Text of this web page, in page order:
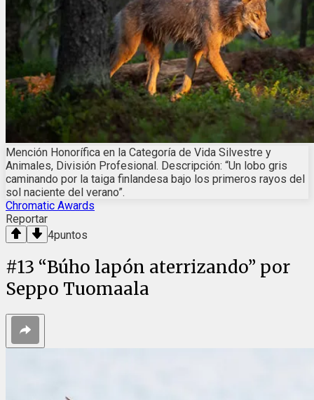
Mención Honorífica en la Categoría de Vida Silvestre y
Animales, División Profesional. Descripción: “Un lobo gris
caminando por la taiga finlandesa bajo los primeros rayos del
sol naciente del verano”.
Chromatic Awards
Reportar
4puntos
#13 “Búho lapón aterrizando” por
Seppo Tuomaala